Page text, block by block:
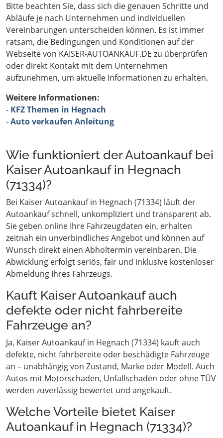
Bitte beachten Sie, dass sich die genauen Schritte und
Abläufe je nach Unternehmen und individuellen
Vereinbarungen unterscheiden können. Es ist immer
ratsam, die Bedingungen und Konditionen auf der
Webseite von KAISER-AUTOANKAUF.DE zu überprüfen
oder direkt Kontakt mit dem Unternehmen
aufzunehmen, um aktuelle Informationen zu erhalten.
Weitere Informationen:
- KFZ Themen in Hegnach
-Auto verkaufen Anleitung
Wie funktioniert der Autoankauf bei
Kaiser Autoankauf in Hegnach
(71334)?
Bei Kaiser Autoankauf in Hegnach (71334) läuft der
Autoankauf schnell, unkompliziert und transparent ab.
Sie geben online Ihre Fahrzeugdaten ein, erhalten
zeitnah ein unverbindliches Angebot und können auf
Wunsch direkt einen Abholtermin vereinbaren. Die
Abwicklung erfolgt seriös, fair und inklusive kostenloser
Abmeldung Ihres Fahrzeugs.
Kauft Kaiser Autoankauf auch
defekte oder nicht fahrbereite
Fahrzeuge an?
Ja, Kaiser Autoankauf in Hegnach (71334) kauft auch
defekte, nicht fahrbereite oder beschädigte Fahrzeuge
an – unabhängig von Zustand, Marke oder Modell. Auch
Autos mit Motorschaden, Unfallschaden oder ohne TÜV
werden zuverlässig bewertet und angekauft.
Welche Vorteile bietet Kaiser
Autoankauf in Hegnach (71334)?